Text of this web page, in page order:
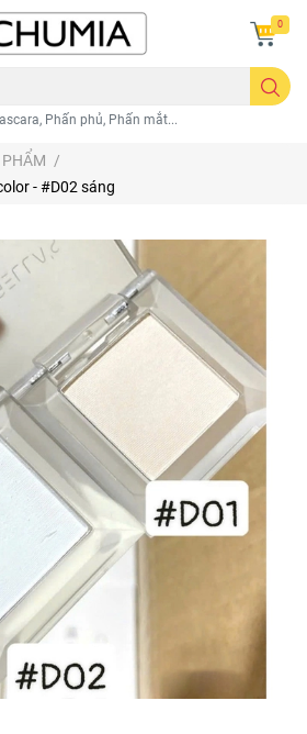
Phấn phủ, Phấn mắt...
0
PHẨM /
- #D02 sáng